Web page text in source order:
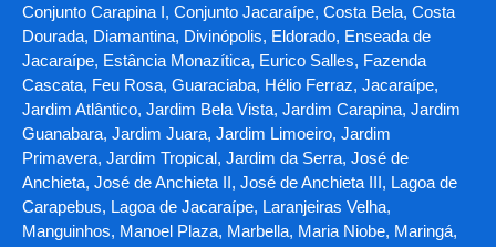
Conjunto Carapina I, Conjunto Jacaraípe, Costa Bela, Costa
Dourada, Diamantina, Divinópolis, Eldorado, Enseada de
Jacaraípe, Estância Monazítica, Eurico Salles, Fazenda
Cascata, Feu Rosa, Guaraciaba, Hélio Ferraz, Jacaraípe,
Jardim Atlântico, Jardim Bela Vista, Jardim Carapina, Jardim
Guanabara, Jardim Juara, Jardim Limoeiro, Jardim
Primavera, Jardim Tropical, Jardim da Serra, José de
Anchieta, José de Anchieta II, José de Anchieta III, Lagoa de
Carapebus, Lagoa de Jacaraípe, Laranjeiras Velha,
Manguinhos, Manoel Plaza, Marbella, Maria Niobe, Maringá,